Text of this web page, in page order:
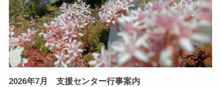
2026年7月 支援センター行事案内